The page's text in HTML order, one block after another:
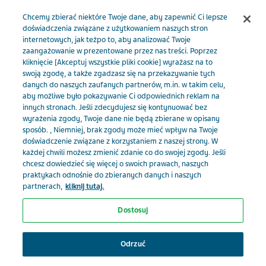
Menu
TevaMed PL Artykuły
Artykuły - Urologia
video
Wybierz swoją specjalizację, żeby
otrzymywać spersonalizowane
Chcemy zbierać niektóre Twoje dane, aby zapewnić Ci lepsze
doświadczenia związane z użytkowaniem naszych stron
internetowych, jak teżpo to, aby analizować Twoje
zaangażowanie w prezentowane przez nas treści. Poprzez
kliknięcie [Akceptuj wszystkie pliki cookie] wyrażasz na to
swoją zgodę, a także zgadzasz się na przekazywanie tych
danych do naszych zaufanych partnerów, m.in. w takim celu,
aby możliwe było pokazywanie Ci odpowiednich reklam na
innych stronach. Jeśli zdecydujesz się kontynuować bez
wyrażenia zgody, Twoje dane nie będą zbierane w opisany
sposób. , Niemniej, brak zgody może mieć wpływ na Twoje
doświadczenie związane z korzystaniem z naszej strony. W
każdej chwili możesz zmienić zdanie co do swojej zgody. Jeśli
chcesz dowiedzieć się więcej o swoich prawach, naszych
praktykach odnośnie do zbieranych danych i naszych
partnerach, kliknij tutaj.
Dostosuj
Odrzuć